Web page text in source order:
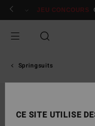
Passer
Se connecter /
JEU CONCOURS
Springsuits
CE SITE UTILISE